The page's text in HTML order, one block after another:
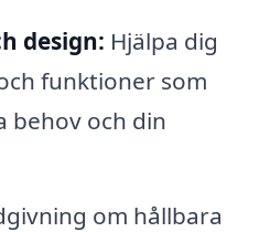
design: Hjälpa dig
funktioner som
behov och din
om hållbara